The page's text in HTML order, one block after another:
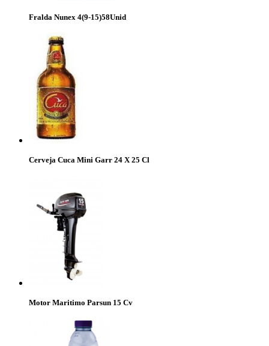
Fralda Nunex 4(9-15)58Unid
Cerveja Cuca Mini Garr 24 X 25 Cl
Motor Maritimo Parsun 15 Cv